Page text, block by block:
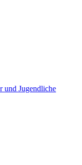
und Jugendliche